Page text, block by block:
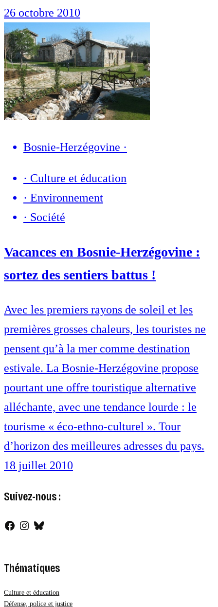
26 octobre 2010
Bosnie-Herzégovine ·
· Culture et éducation
· Environnement
· Société
Vacances en Bosnie-Herzégovine :
sortez des sentiers battus !
Avec les premiers rayons de soleil et les
premières grosses chaleurs, les touristes ne
pensent qu’à la mer comme destination
estivale. La Bosnie-Herzégovine propose
pourtant une offre touristique alternative
alléchante, avec une tendance lourde : le
tourisme « éco-ethno-culturel ». Tour
d’horizon des meilleures adresses du pays.
18 juillet 2010
Suivez-nous :
Facebook
Instagram
Bluesky
Thématiques
Culture et éducation
Défense, police et justice